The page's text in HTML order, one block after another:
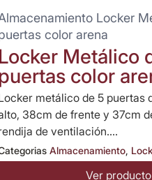
Locker
color arena
Locker Metálico
color
metálico de 5 puertas
38cm de frente y 37cm
de ventilación....
Almacenamiento,
Ver producto